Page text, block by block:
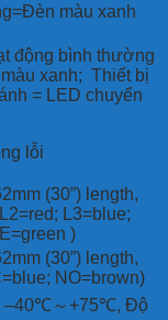
màu xanh
động bình thường
xanh; Thiết bị
= LED chuyển
lỗi
(30”) length,
L3=blue;
)
(30”) length,
NO=brown)
–40℃～+75℃, Độ